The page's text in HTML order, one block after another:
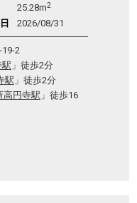
25.28m2
2026/08/31
19-2
」徒歩2分
駅 」徒歩2分
高円寺駅 」徒歩16